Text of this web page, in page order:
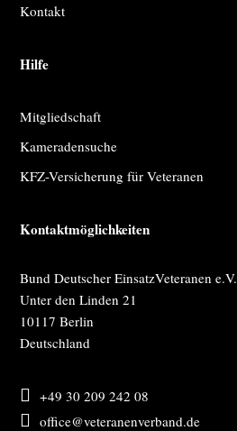
Kontakt
Hilfe
Mitgliedschaft
Kameradensuche
KFZ-Versicherung für Veteranen
Kontaktmöglichkeiten
Bund Deutscher EinsatzVeteranen e.V.
Unter den Linden 21
10117 Berlin
Deutschland
 +49 30 209 242 08
 office@veteranenverband.de